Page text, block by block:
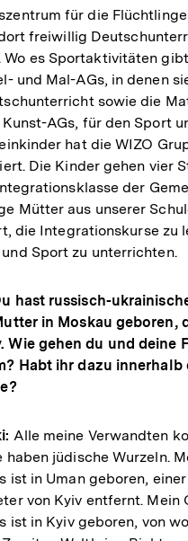
für die Flüchtlinge
freiwillig
Wo es Sportaktivitäten
und Mal-AGs, in denen
sowie die
AGs, für den Sport
hat die WIZO
Die Kinder gehen vier
der
Mütter aus unserer
die Integrationskurse zu
Sport zu unterrichten.
hast russisch-
in Moskau geboren,
Wie gehen du und deine
Habt ihr dazu innerhalb
Alle meine Verwandten
haben jüdische Wurzeln.
ist in Uman geboren,
von Kyiv entfernt. Mein
ist in Kyiv geboren, von